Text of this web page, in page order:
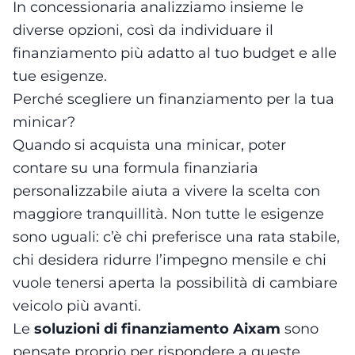
In concessionaria analizziamo insieme le
diverse opzioni, così da individuare il
finanziamento più adatto al tuo budget e alle
tue esigenze.
Perché scegliere un finanziamento per la tua
minicar?
Quando si acquista una minicar, poter
contare su una formula finanziaria
personalizzabile aiuta a vivere la scelta con
maggiore tranquillità. Non tutte le esigenze
sono uguali: c’è chi preferisce una rata stabile,
chi desidera ridurre l’impegno mensile e chi
vuole tenersi aperta la possibilità di cambiare
veicolo più avanti.
Le soluzioni di finanziamento Aixam sono